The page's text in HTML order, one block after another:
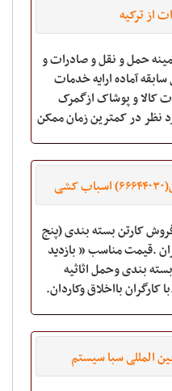
از ترکیه
حمل و نقل و صادرات و
ترکیه با بیش از 5 سال سابقه آماده ارایه خدمات
و واردات کالا و پوشاک ازگمرک
نظر در کمترین زمان ممکن
بندی ، حمل ،چیدمان « فروش کارتن بسته بندی (پنج
لایه محکم ).ارسال تمام نقاط تهران .قیمت مناسب « بازدید
دربسته بندی وحمل اثاثیه
کارگران بااخلاق وکاردان.
المللی سبا سیستم